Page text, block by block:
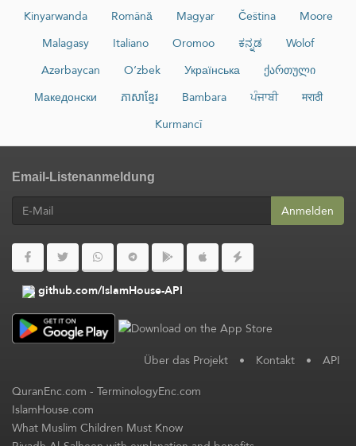
Kinyarwanda
Română Magyar Čeština
Moore
Malagasy
Italiano Oromoo ಕನ್ನಡ
Wolof
Azərbaycan
O‘zbek Українська
ქართული
Македонски
ភាសាខ្មែរ Bambara ਪੰਜਾਬੀ
मराठी
Kurmancî
Email-Listenanmeldung
Anmelden
github.com/IslamHouse-API
Über das Projekt • Kontakt • API
QuranEnc.com-TerminologyEnc.com
IslamHouse.com
What Muslim Children Must Know